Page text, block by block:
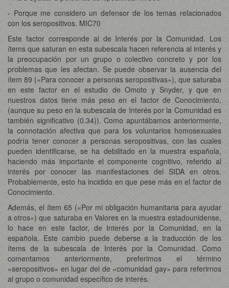
- Porque me considero un defensor de los temas relacionados
con los seropositivos. MIC70
Este factor corresponde al de Interés por la Comunidad. Los
ítems que saturan en esta subescala hacen referencia al interés y
la preocupación por un grupo o colectivo concreto y por los
problemas que les afectan. Se puede observar la ausencia del
ítem 89 («Para conocer a personas seropositivas»), que saturaba
en este factor en el estudio de Omoto y Snyder, y que en
nuestros datos tiene más peso en el factor de Conocimiento,
(aunque su peso en la subescala de Interés por la Comunidad es
también significativo (0.34)). Como apuntábamos anteriormente,
la connotación afectiva que para los voluntarios homosexuales
podría tener conocer a personas seropositivas, con las cuales
pueden identificarse, se ha debilitado en la muestra española,
haciendo más importante el componente cognitivo, referido al
interés por conocer las manifestaciones del SIDA en otros.
Probablemente, esto ha incidido en que pese más en el factor de
Conocimiento.
Además, el ítem 65 («Por mi obligación humanitaria para ayudar
a otros») que saturaba en Valores en la muestra estadounidense,
lo hace en este factor, de Interés por la Comunidad, en la
española. Este cambio puede deberse a la traducción de los
ítems de la subescala de Interés por la Comunidad. Como
comentamos anteriormente, preferimos el término
«seropositivos» en lugar del de «comunidad gay» para referirnos
al grupo o comunidad específico de interés.